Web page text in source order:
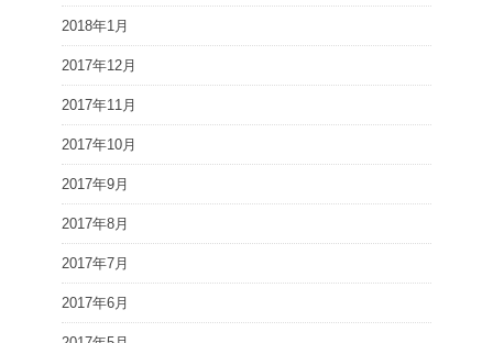
2018年1月
2017年12月
2017年11月
2017年10月
2017年9月
2017年8月
2017年7月
2017年6月